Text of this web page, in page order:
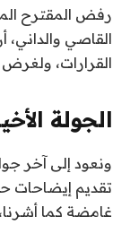
رفض المقترح
القاصي والداني،
القرارات،
الجولة
ونعود إلى آخر
تقديم إيضاحات
غامضة كما